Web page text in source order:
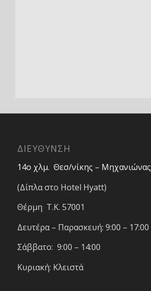
ΔΙΕΥΘΥΝΣΗ
14ο χλμ. Θεσ/νίκης – Μηχανιώνας
(Δίπλα στο Hotel Hyatt)
Θέρμη T.K. 57001
Δευτέρα – Παρασκευή: 9:00 – 17:00
Σάββατο: 9:00 – 14:00
Κυριακή: Κλειστά